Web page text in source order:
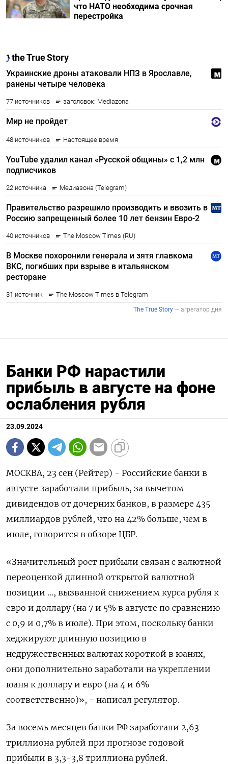
что НАТО необходима срочная
перестройка
Банки РФ нарастили
прибыль в августе на фоне
ослабления рубля
23.09.2024
МОСКВА, 23 сен (Рейтер) - Российские банки в
августе заработали прибыль, за вычетом
дивидендов от дочерних банков, в размере 435
миллиардов рублей, что на 42% больше, чем в
июле, говорится в обзоре ЦБР.
«Значительный рост прибыли связан с валютной
переоценкой длинной открытой валютной
позиции ..., вызванной снижением курса рубля к
евро и доллару (на 7 и 5% в августе по сравнению
с 0,9 и 0,7% в июле). При этом, поскольку банки
хеджируют длинную позицию в
недружественных валютах короткой в юанях,
они дополнительно заработали на укреплении
юаня к доллару и евро (на 4 и 6%
соответственно)», - написал регулятор.
За восемь месяцев банки РФ заработали 2,63
триллиона рублей при прогнозе годовой
прибыли в 3,3-3,8 триллиона рублей.